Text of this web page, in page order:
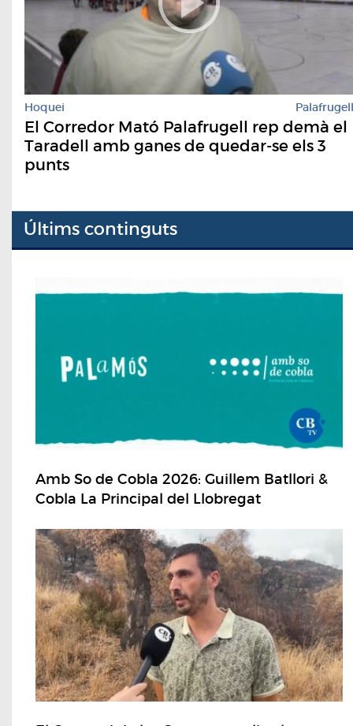
Hoquei Palafrugell
El Corredor Mató Palafrugell rep demà el
Taradell amb ganes de quedar-se els 3
punts
Últims continguts
Amb So de Cobla 2026: Guillem Batllori &
Cobla La Principal del Llobregat